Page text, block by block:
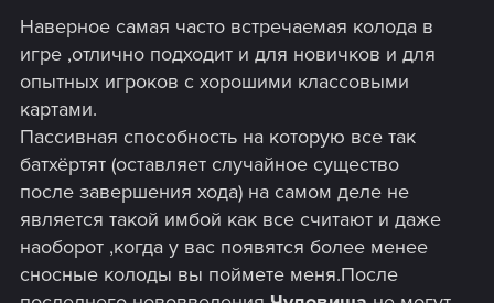
Наверное самая часто встречаемая колода в
игре ,отлично подходит и для новичков и для
опытных игроков с хорошими классовыми
картами.
Пассивная способность на которую все так
батхёртят (оставляет случайное существо
после завершения хода) на самом деле не
является такой имбой как все считают и даже
наоборот ,когда у вас появятся более менее
сносные колоды вы поймете меня.После